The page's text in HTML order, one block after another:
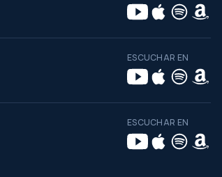
ESCUCHAR EN
ESCUCHAR EN